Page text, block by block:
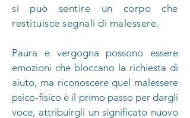
si può sentire un corpo che
restituisce segnali di malessere.
Paura e vergogna possono essere
emozioni che bloccano la richiesta di
aiuto, ma riconoscere quel malessere
psico-fisico è il primo passo per dargli
voce, attribuirgli un significato nuovo